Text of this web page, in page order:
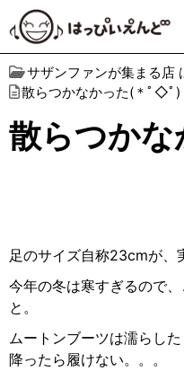
サザンファンが集まる店
散らつかなかった(＊ﾟ◇ﾟ)
散らつか
足のサイズ自称23cmが
今年の冬は寒すぎるので
と。
ムートンブーツは濡らし
降ったら履けない。。。